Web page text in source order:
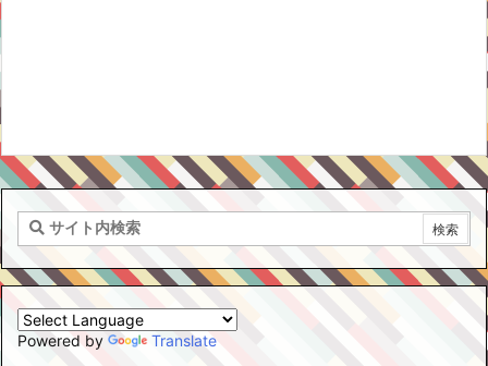
Powered by Translate